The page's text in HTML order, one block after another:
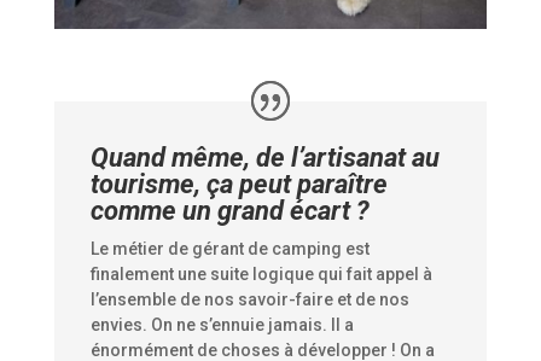
Quand même, de l’artisanat au
tourisme, ça peut paraître
comme un grand écart ?
Le métier de gérant de camping est
finalement une suite logique qui fait appel à
l’ensemble de nos savoir-faire et de nos
envies. On ne s’ennuie jamais. Il a
énormément de choses à développer ! On a